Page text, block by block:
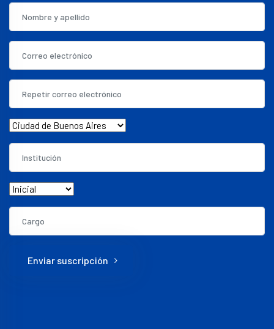
Enviar suscripción